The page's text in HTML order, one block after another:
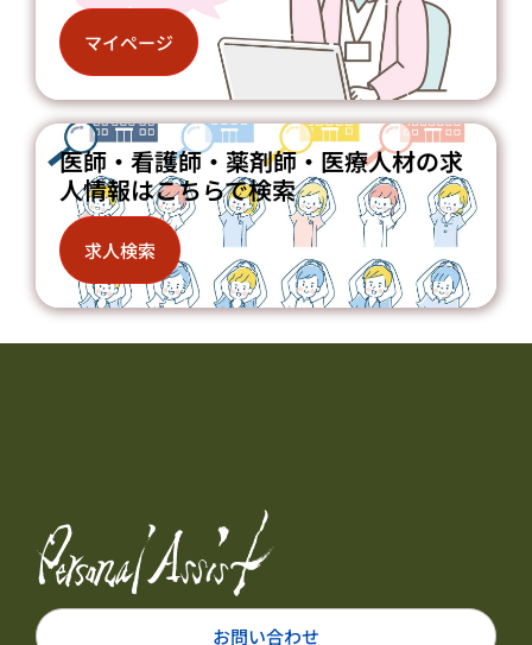
マイページ
医師・看護師・薬剤師・医療人材の求
人情報はこちらで検索
求人検索
お問い合わせ